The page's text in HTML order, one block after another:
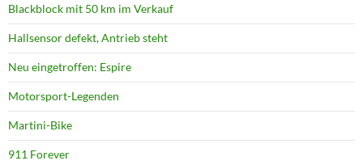
Blackblock mit 50 km im Verkauf
Hallsensor defekt, Antrieb steht
Neu eingetroffen: Espire
Motorsport-Legenden
Martini-Bike
911 Forever